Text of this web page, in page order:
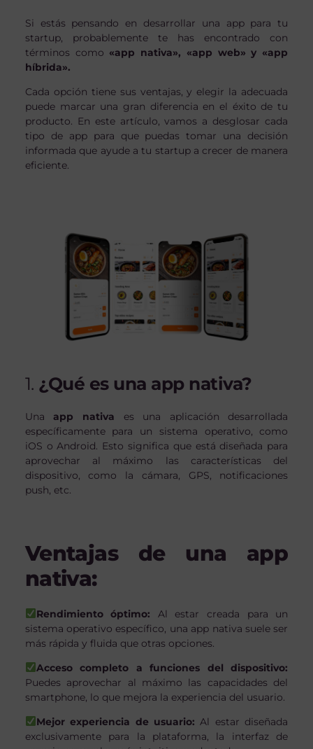
Si estás pensando en desarrollar una app para tu
startup, probablemente te has encontrado con
términos como «app nativa», «app web» y «app
híbrida».
Cada opción tiene sus ventajas, y elegir la adecuada
puede marcar una gran diferencia en el éxito de tu
producto. En este artículo, vamos a desglosar cada
tipo de app para que puedas tomar una decisión
informada que ayude a tu startup a crecer de manera
eficiente.
1. ¿Qué es una app nativa?
Unaapp nativa es una aplicación desarrollada
específicamente para un sistema operativo, como
iOS o Android. Esto significa que está diseñada para
aprovechar al máximo las características del
dispositivo, como la cámara, GPS, notificaciones
push, etc.
Ventajas de una app
nativa:
Rendimiento óptimo: Al estar creada para un
sistema operativo específico, una app nativa suele ser
más rápida y fluida que otras opciones.
Acceso completo a funciones del dispositivo:
Puedes aprovechar al máximo las capacidades del
smartphone, lo que mejora la experiencia del usuario.
Mejor experiencia de usuario: Al estar diseñada
exclusivamente para la plataforma, la interfaz de